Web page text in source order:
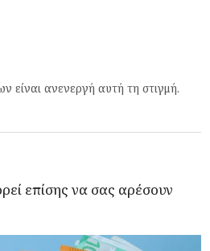
είναι ανενεργή αυτή τη στιγμή.
επίσης να σας αρέσουν